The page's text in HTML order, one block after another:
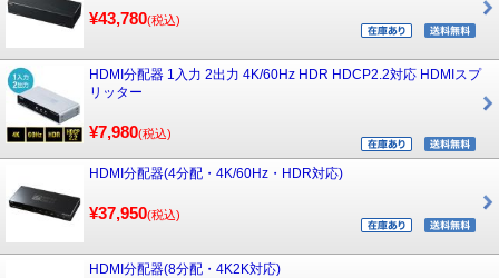
¥43,780(税込)
HDMI分配器 1入力 2出力 4K/60Hz HDR HDCP2.2対応 HDMIスプ
リッター
¥7,980(税込)
HDMI分配器(4分配・4K/60Hz・HDR対応)
¥37,950(税込)
HDMI分配器(8分配・4K2K対応)